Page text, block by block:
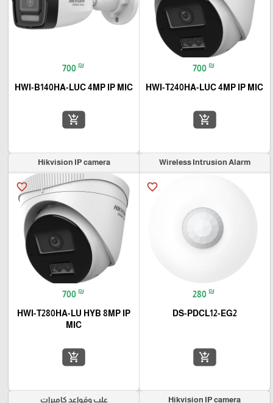
700 ₪
HWI-T240HA-LUC 4MP IP MIC
add_shopping_cart
700 ₪
HWI-B140HA-LUC 4MP IP MIC
add_shopping_cart
Wireless Intrusion Alarm
favorite_border
280 ₪
DS-PDCL12-EG2
add_shopping_cart
Hikvision IP camera
favorite_border
700 ₪
HWI-T280HA-LU HYB 8MP IP
MIC
add_shopping_cart
Hikvision IP camera علب وقواعد كاميرات